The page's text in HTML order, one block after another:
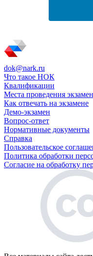
dok@nark.ru
Что такое НОК
Квалификации
Места проведения
Как отвечать на экзамене
Демо-экзамен
Вопрос-ответ
Нормативные документы
Справка
Пользовательское
Политика обработки
Согласие на обработку